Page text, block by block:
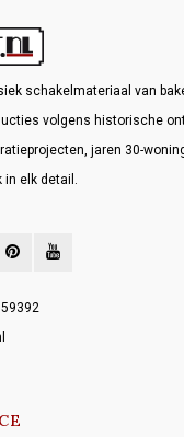
schakelmateriaal van
volgens historische
jaren 30-
in elk detail.